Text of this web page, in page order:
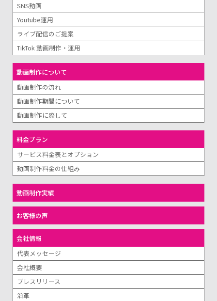
SNS動画
Youtube運用
ライブ配信のご提案
TikTok 動画制作・運用
動画制作について
動画制作の流れ
動画制作期間について
動画制作に際して
料金プラン
サービス料金表とオプション
動画制作料金の仕組み
動画制作実績
お客様の声
会社情報
代表メッセージ
会社概要
プレスリリース
沿革